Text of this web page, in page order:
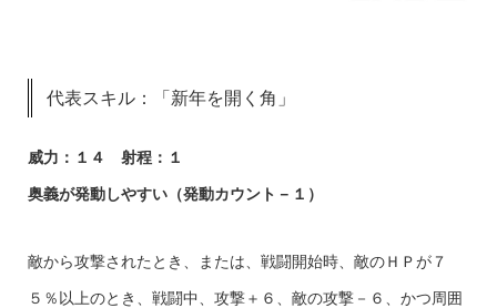
代表スキル：「新年を開く角」
威力：１４ 射程：１
奥義が発動しやすい（発動カウント－１）
敵から攻撃されたとき、または、戦闘開始時、敵のＨＰが７
５％以上のとき、戦闘中、攻撃＋６、敵の攻撃－６、かつ周囲